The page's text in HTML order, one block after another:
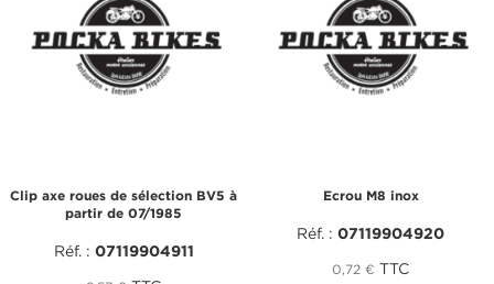
Clip axe roues de sélection BV5 à
partir de 07/1985
Réf. : 07119904911
Ecrou M8 inox
Réf. : 07119904920
0,72 € TTC